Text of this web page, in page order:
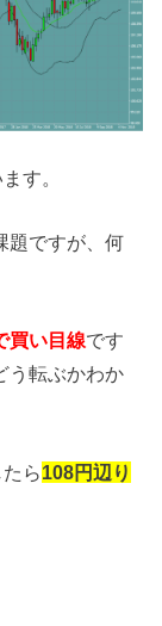
す。
題ですが、何
買い目線です
う転ぶかわか
たら108円辺り